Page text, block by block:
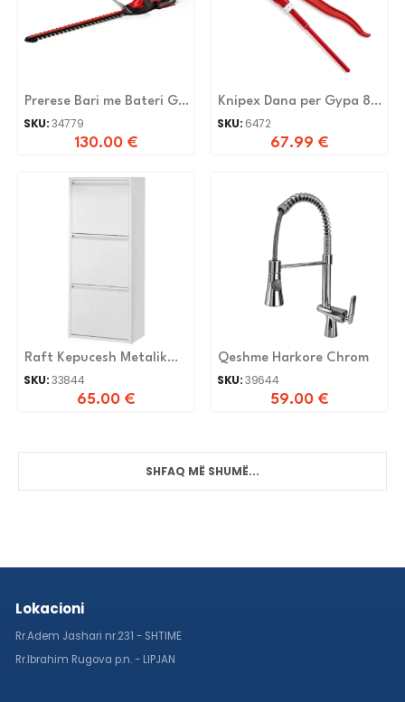
Prerese Bari me Bateri GC-
HH 1846
SKU:34779
130.00 €
Knipex Dana per Gypa 83
10 015
SKU: 6472
67.99 €
Raft Kepucesh Metalik
DC-072 I BARDHE
SKU:33844
65.00 €
Qeshme Harkore Chrom
SKU:39644
59.00 €
SHFAQ MË SHUMË...
Lokacioni
Rr.Adem Jashari nr.231 - SHTIME
Rr.Ibrahim Rugova p.n. - LIPJAN